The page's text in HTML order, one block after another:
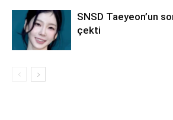
SNSD Taeyeon’un
çekti